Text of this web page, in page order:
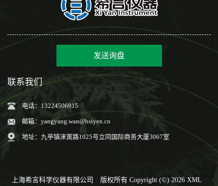
发送询盘
联系我们
电话：13224506915
邮箱： yangyang.wan@hsiyen.cn
地址：九亭镇涞寅路1025号立同国际商务大厦3067室
上海希言科学仪器有限公司 版权所有 Copyright (©) 2026 XML